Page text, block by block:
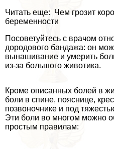
Читать еще: Чем грозит
беременности
Посоветуйтесь с врачом
дородового бандажа: он
вынашивание и умерить
из-за большого животика.
Кроме описанных болей в
боли в спине, пояснице,
позвоночнике и под
Эти боли во многом можно
простым правилам: